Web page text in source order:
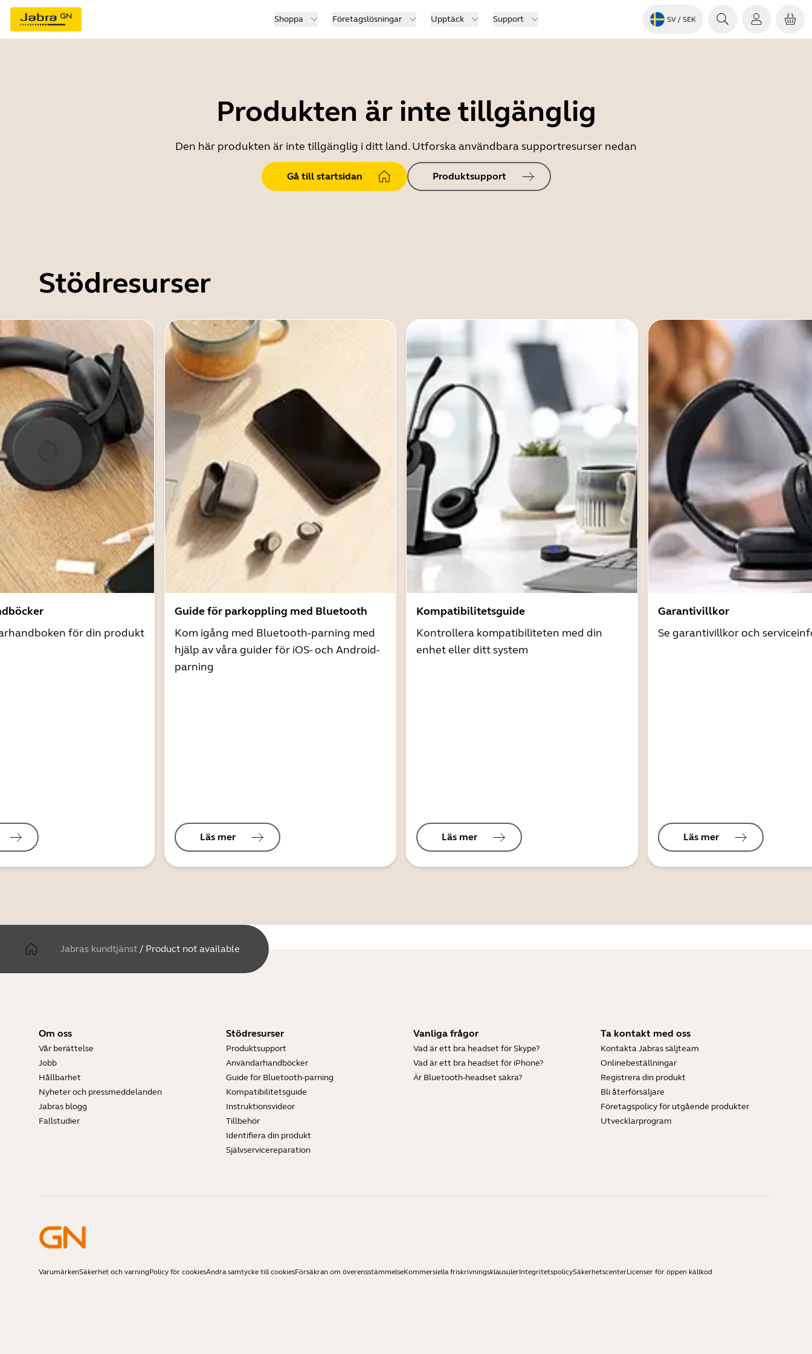
Shoppa Företagslösningar Upptäck Support SV / SEK
Produkten är inte tillgänglig
Den här produkten är inte tillgänglig i ditt land. Utforska användbara supportresurser nedan
Gå till startsidan Produktsupport
Stödresurser
för din produkt
Guide för parkoppling med Bluetooth
Kom igång med Bluetooth-parning med
hjälp av våra guider för iOS- och Android-
parning
Läs mer
Kompatibilitetsguide
Kontrollera kompatibiliteten med din
enhet eller ditt system
Läs mer
Garantivillkor
Se garantivillkor och
Läs mer
Jabras kundtjänst / Product not available
Om oss
Vår berättelse
Jobb
Hållbarhet
Nyheter och pressmeddelanden
Jabras blogg
Fallstudier
Stödresurser
Produktsupport
Användarhandböcker
Guide för Bluetooth-parning
Kompatibilitetsguide
Instruktionsvideor
Tillbehör
Identifiera din produkt
Självservicereparation
Vanliga frågor
Vad är ett bra headset för Skype?
Vad är ett bra headset för iPhone?
Är Bluetooth-headset säkra?
Ta kontakt med oss
Kontakta Jabras säljteam
Onlinebeställningar
Registrera din produkt
Bli återförsäljare
Företagspolicy för utgående produkter
Utvecklarprogram
VarumärkenSäkerhet och varningPolicy för cookiesÄndra samtycke till cookiesFörsäkran om överensstämmelseKommersiella friskrivningsklausulerIntegritetspolicySäkerhetscenterLicenser för öppen källkod